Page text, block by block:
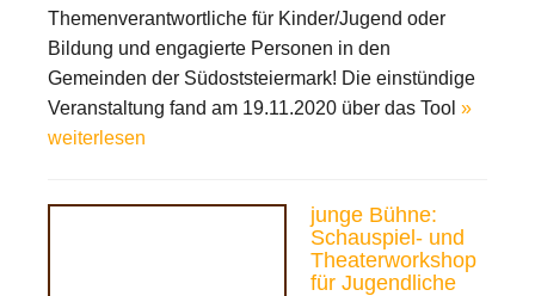
Themenverantwortliche für Kinder/Jugend oder
Bildung und engagierte Personen in den
Gemeinden der Südoststeiermark! Die einstündige
Veranstaltung fand am 19.11.2020 über das Tool »
weiterlesen
junge Bühne:
Schauspiel- und
Theaterworkshop
für Jugendliche